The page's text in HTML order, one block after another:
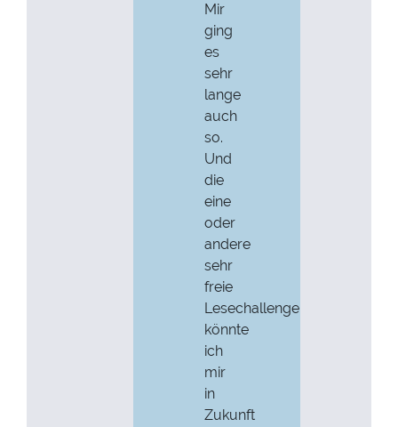
Mir
ging
es
sehr
lange
auch
so.
Und
die
eine
oder
andere
sehr
freie
Lesechallenge
könnte
ich
mir
in
Zukunft